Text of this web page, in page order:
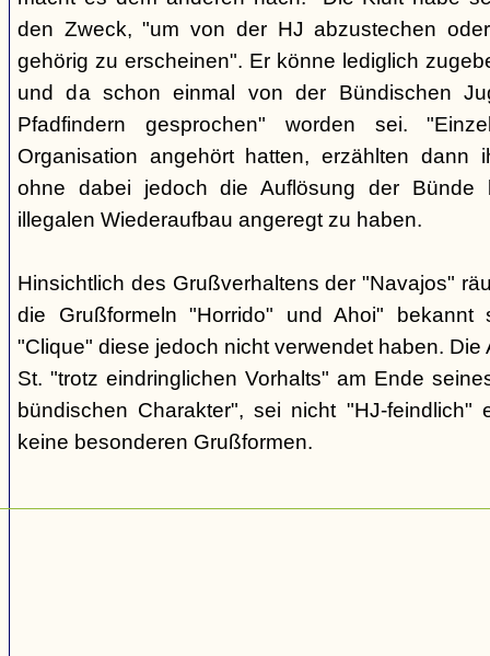
den Zweck, "um von der HJ abzustechen
gehörig zu erscheinen". Er könne lediglich
und da schon einmal von der Bündischen
Pfadfindern gesprochen" worden sei.
Organisation angehört hatten, erzählten dann
ohne dabei jedoch die Auflösung der Bünde
illegalen Wiederaufbau angeregt zu haben.
Hinsichtlich des Grußverhaltens der "Navajos"
die Grußformeln "Horrido" und Ahoi" bekannt
"Clique" diese jedoch nicht verwendet haben. Die
St. "trotz eindringlichen Vorhalts" am Ende
bündischen Charakter", sei nicht "HJ-feindlich"
keine besonderen Grußformen.